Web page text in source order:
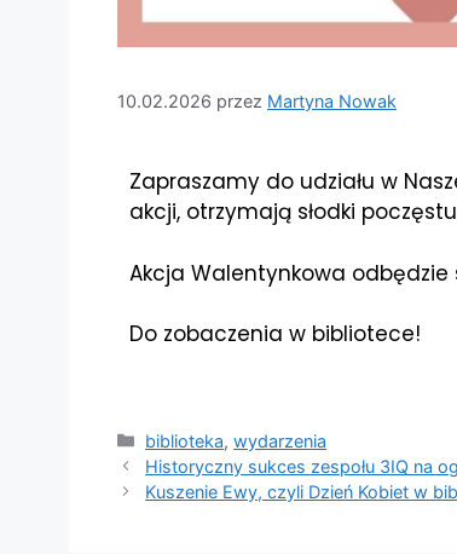
10.02.2026 przez Martyna Nowak
Zapraszamy do udziału w
akcji, otrzymają słodki
Akcja Walentynkowa odbędzie
Do zobaczenia w bibliotece!
biblioteka,wydarzenia
Historyczny sukces zespołu 3IQ na
Kuszenie Ewy, czyli Dzień Kobiet w